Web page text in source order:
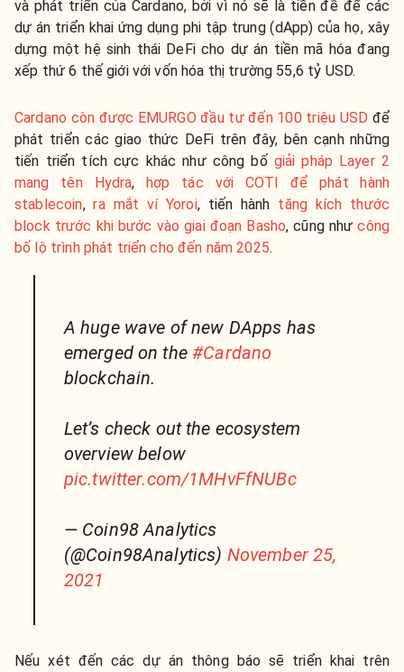
và phát triển của Cardano, bởi vì nó sẽ là tiền đề để các
dự án triển khai ứng dụng phi tập trung (dApp) của họ, xây
dựng một hệ sinh thái DeFi cho dự án tiền mã hóa đang
xếp thứ 6 thế giới với vốn hóa thị trường 55,6 tỷ USD.
Cardano còn được EMURGO đầu tư đến 100 triệu USD để
phát triển các giao thức DeFi trên đây, bên cạnh những
tiến triển tích cực khác như công bố giải pháp Layer 2
mang tên Hydra,hợp tác với COTI để phát hành
stablecoin,ra mắt ví Yoroi, tiến hành tăng kích thước
block trước khi bước vào giai đoạn Basho, cũng nhưcông
bố lộ trình phát triển cho đến năm 2025.
A huge wave of new DApps has
emerged on the#Cardano
blockchain.
Let’s check out the ecosystem
overview below
pic.twitter.com/1MHvFfNUBc
— Coin98 Analytics
(@Coin98Analytics) November 25,
2021
Nếu xét đến các dự án thông báo sẽ triển khai trên